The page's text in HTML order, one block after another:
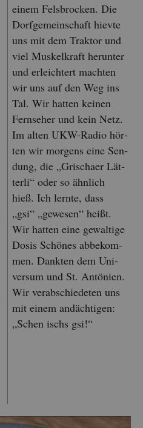
einem Fels­bro­cken. Die
Dorf­ge­mein­schaft hiev­te
uns mit dem Trak­tor und
viel Mus­kel­kraft her­un­ter
und er­leich­tert mach­ten
wir uns auf den Weg ins
Tal. Wir hat­ten kei­nen
Fern­se­her und kein Netz.
Im alten UKW-Radio hör­
ten wir mor­gens eine Sen­
dung, die „Gri­s­cha­er Lät­
ter­li“ oder so ähn­lich
hieß. Ich lern­te, dass
„gsi“ „ge­we­sen“ heißt.
Wir hat­ten eine ge­wal­ti­ge
Dosis Schö­nes ab­be­kom­
men. Dank­ten dem Uni­
ver­sum und St. An­tö­ni­en.
Wir ver­ab­schie­de­ten uns
mit einem an­däch­ti­gen:
„Schen ischs gsi!“